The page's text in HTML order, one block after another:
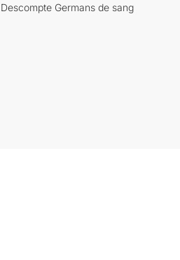
Descompte Germans de sang